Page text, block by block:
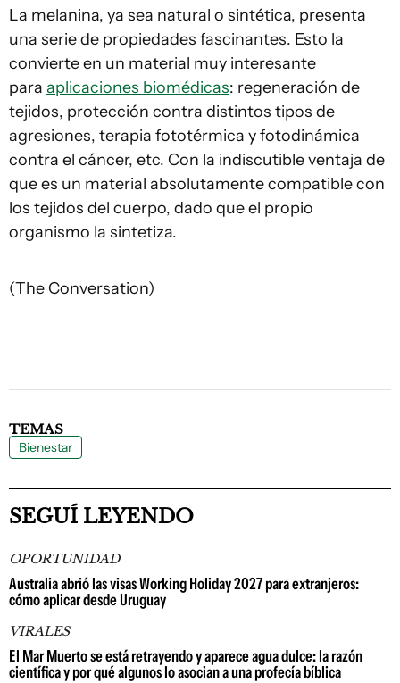
La melanina, ya sea natural o sintética, presenta
una serie de propiedades fascinantes. Esto la
convierte en un material muy interesante
para aplicaciones biomédicas: regeneración de
tejidos, protección contra distintos tipos de
agresiones, terapia fototérmica y fotodinámica
contra el cáncer, etc. Con la indiscutible ventaja de
que es un material absolutamente compatible con
los tejidos del cuerpo, dado que el propio
organismo la sintetiza.
(The Conversation)
TEMAS
Bienestar
SEGUÍ LEYENDO
OPORTUNIDAD
Australia abrió las visas Working Holiday 2027 para extranjeros:
cómo aplicar desde Uruguay
VIRALES
El Mar Muerto se está retrayendo y aparece agua dulce: la razón
científica y por qué algunos lo asocian a una profecía bíblica